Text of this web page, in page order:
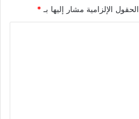
الحقول الإلزامية مشار إليها بـ *